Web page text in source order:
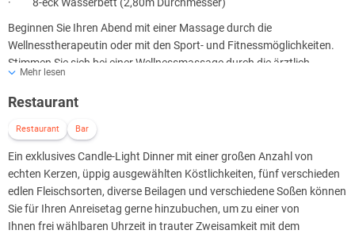
Beginnen Sie Ihren Abend mit einer Massage durch die
Wellnesstherapeutin oder mit den Sport- und Fitnessmöglichkeiten.
Stimmen Sie sich bei einer Wellnessmassage durch die ärztlich
geben Sie die Wellnessmassage in der Buchung an.
Optional schauen Sie sich nach Ihrem Souper aus dem Whirlpool bei
einem Glas Champagner auf der rund 10m² großen Kinoleinwand
einen Fernsehfilm oder eine DVD (ebenso 3D möglich) in Dolby-Digital-
Surround-Qualität an.
Virtuell mit der Spielekonsole xBox 360 mit Bewegungssteuerung
Kinect; ein realer Spielspaß. Erleben Sie alternativ im nahegelegenen
Mehr lesen
Restaurant
Restaurant Bar
Ein exklusives Candle-Light Dinner mit einer großen Anzahl von
echten Kerzen, üppig ausgewählten Köstlichkeiten, fünf verschieden
edlen Fleischsorten, diverse Beilagen und verschiedene Soßen können
Sie für Ihren Anreisetag gerne hinzubuchen, um zu einer von
Ihnen frei wählbaren Uhrzeit in trauter Zweisamkeit mit dem